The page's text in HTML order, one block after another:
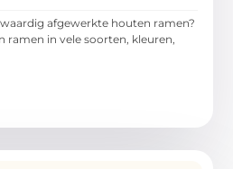
afgewerkte houten ramen?
ramen in vele soorten, kleuren,